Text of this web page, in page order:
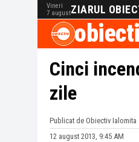
Vineri
7 augustZIARUL
Cinci
zile
Publicat de Obiectiv Ialomita
12 august 2013, 9:45 AM